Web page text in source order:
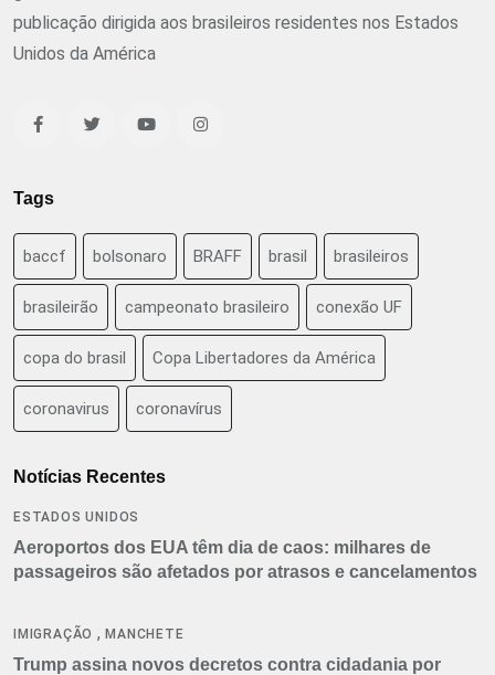
publicação dirigida aos brasileiros residentes nos Estados
Unidos da América
Tags
baccf bolsonaro BRAFF brasil brasileiros
brasileirão campeonato brasileiro conexão UF
copa do brasil Copa Libertadores da América
coronavirus coronavírus
Notícias Recentes
ESTADOS UNIDOS
Aeroportos dos EUA têm dia de caos: milhares de
passageiros são afetados por atrasos e cancelamentos
IMIGRAÇÃO ,MANCHETE
Trump assina novos decretos contra cidadania por